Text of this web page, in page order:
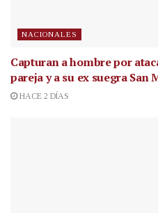
NACIONALES
Capturan a hombre por
pareja y a su ex suegra San
HACE 2 DÍAS